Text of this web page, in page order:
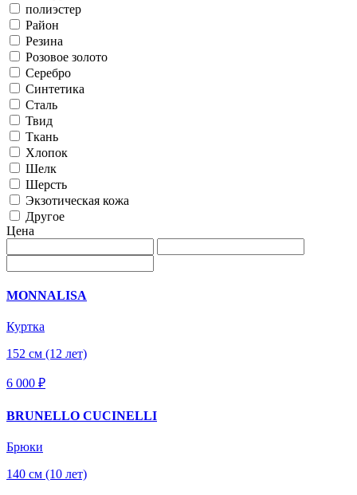
полиэстер
Район
Резина
Розовое золото
Серебро
Синтетика
Сталь
Твид
Ткань
Хлопок
Шелк
Шерсть
Экзотическая кожа
Другое
Цена
MONNALISA
Куртка
152 см (12 лет)
6 000 ₽
BRUNELLO CUCINELLI
Брюки
140 см (10 лет)